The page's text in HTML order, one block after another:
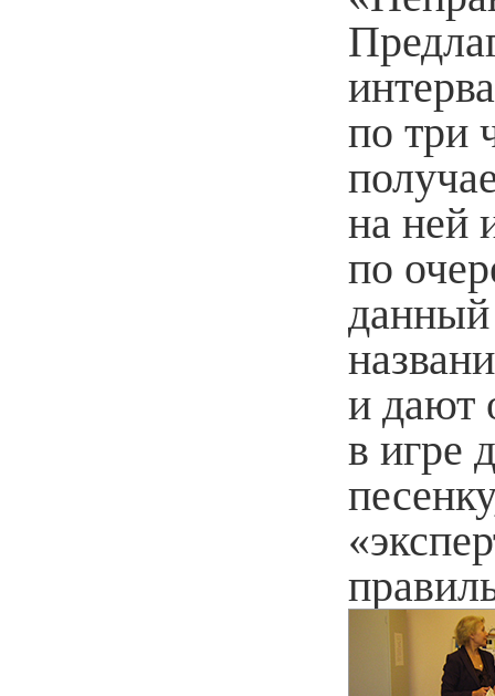
по три
на ней
по
данный
и дают
в игре